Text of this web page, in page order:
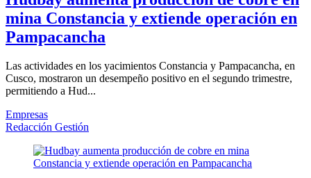
mina Constancia y extiende operación en
Pampacancha
Las actividades en los yacimientos Constancia y Pampacancha, en
Cusco, mostraron un desempeño positivo en el segundo trimestre,
permitiendo a Hud...
Empresas
Redacción Gestión